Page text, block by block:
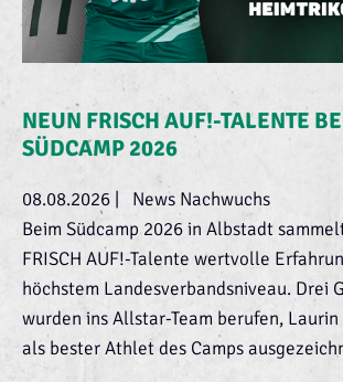
NEUN FRISCH AUF!-TALENTE
SÜDCAMP 2026
08.08.2026
News Nachwuchs
Beim Südcamp 2026 in Albstadt
FRISCH AUF!-Talente wertvolle
höchstem Landesverbandsniveau. Drei
wurden ins Allstar-Team berufen,
als bester Athlet des Camps